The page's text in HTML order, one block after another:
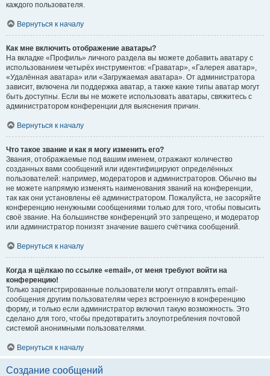
каждого пользователя.
Вернуться к началу
Как мне включить отображение аватары?
На вкладке «Профиль» личного раздела вы можете добавить аватару с
использованием четырёх инструментов: «Граватар», «Галерея аватар»,
«Удалённая аватара» или «Загружаемая аватара». От администратора
зависит, включена ли поддержка аватар, а также какие типы аватар могут
быть доступны. Если вы не можете использовать аватары, свяжитесь с
администратором конференции для выяснения причин.
Вернуться к началу
Что такое звание и как я могу изменить его?
Звания, отображаемые под вашим именем, отражают количество
созданных вами сообщений или идентифицируют определённых
пользователей: например, модераторов и администраторов. Обычно вы
не можете напрямую изменять наименования званий на конференции,
так как они установлены её администратором. Пожалуйста, не засоряйте
конференцию ненужными сообщениями только для того, чтобы повысить
своё звание. На большинстве конференций это запрещено, и модератор
или администратор понизят значение вашего счётчика сообщений.
Вернуться к началу
Когда я щёлкаю по ссылке «email», от меня требуют войти на
конференцию!
Только зарегистрированные пользователи могут отправлять email-
сообщения другим пользователям через встроенную в конференцию
форму, и только если администратор включил такую возможность. Это
сделано для того, чтобы предотвратить злоупотребления почтовой
системой анонимными пользователями.
Вернуться к началу
Создание сообщений